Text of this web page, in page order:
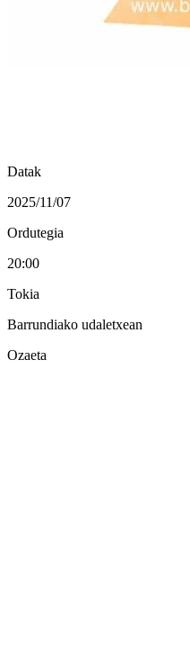
Datak
2025/11/07
Ordutegia
20:00
Tokia
Barrundiako udaletxean
Ozaeta